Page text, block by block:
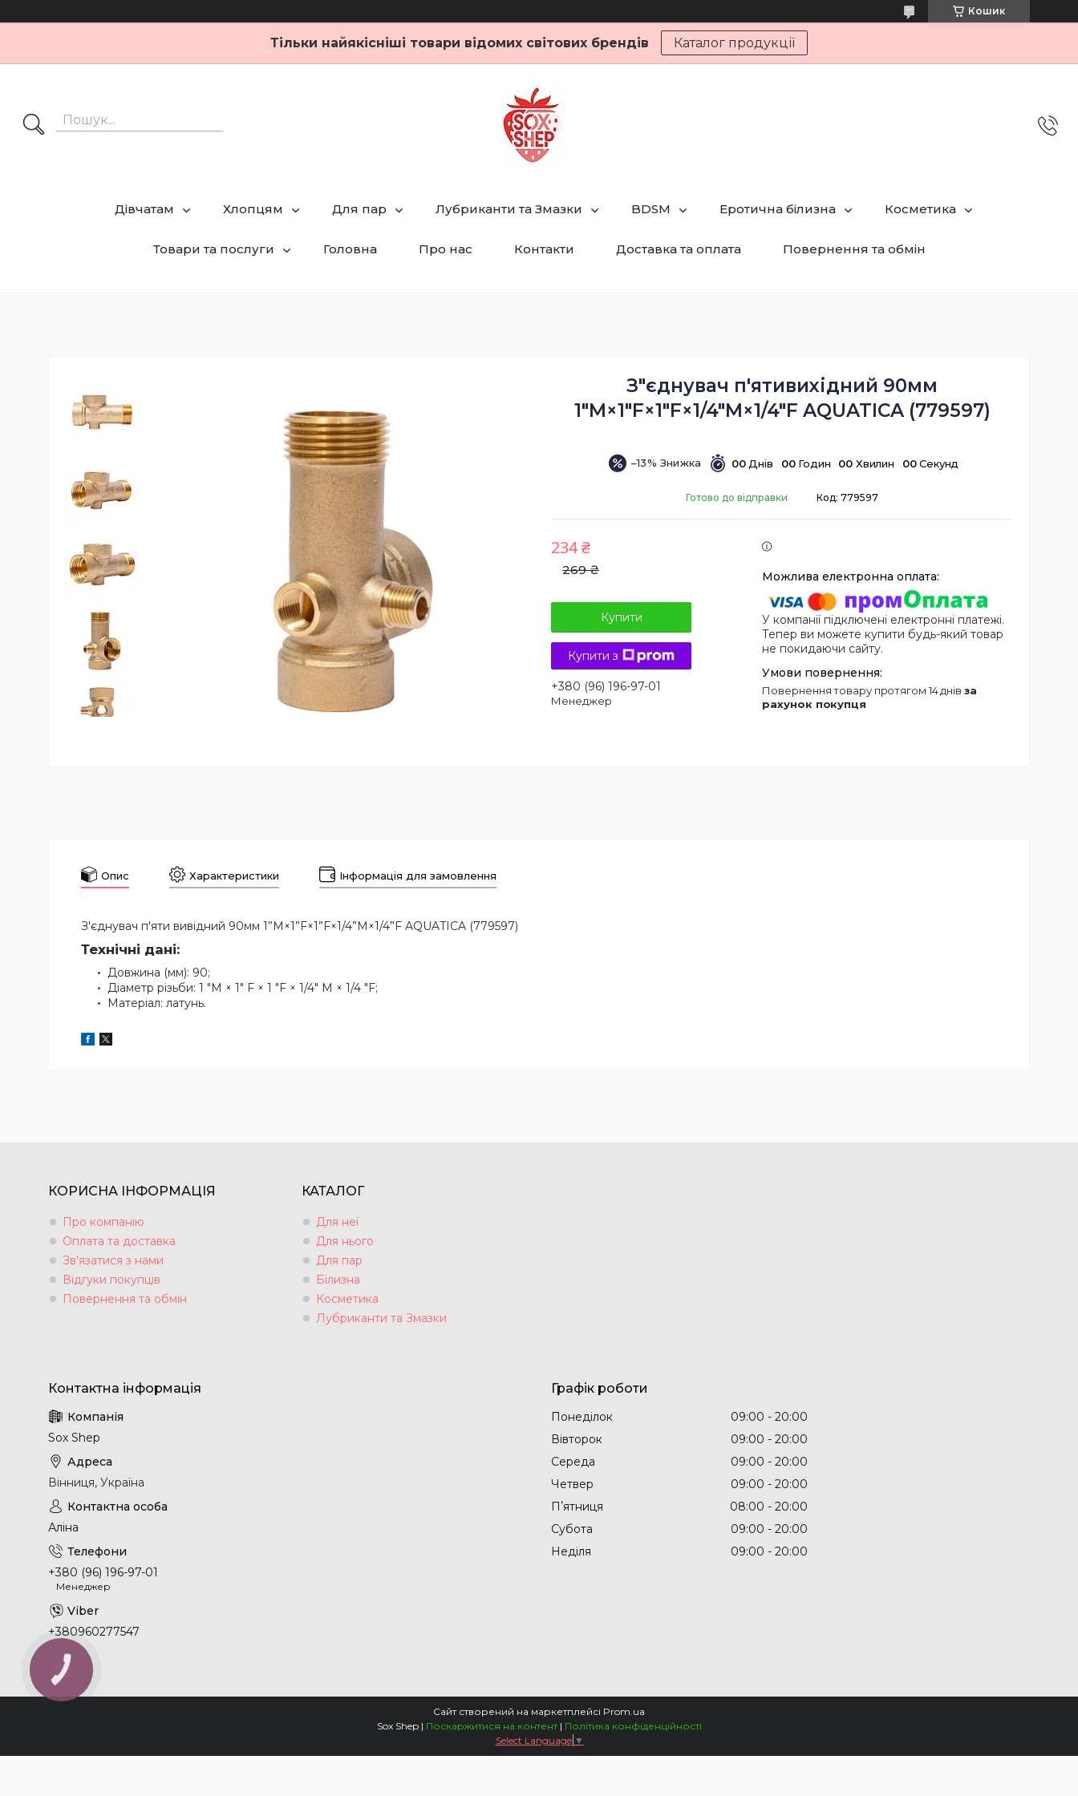
Кошик
Тільки найякісніші товари відомих світових брендів Каталог продукції
Дівчатам Хлопцям Для пар Лубриканти та Змазки BDSM Еротична білизна Косметика
Товари та послуги Головна Про нас Контакти Доставка та оплата Повернення та обмін
З"єднувач п'ятивихідний 90мм
1"М×1"F×1"F×1/4"M×1/4"F AQUATICA (779597)
–13% 00 Днів 00 Годин 00 Хвилин 00 Секунд
Готово до відправки Код: 779597
269 ₴
234 ₴
Купити
Купити з
+380 (96) 196-97-01
Менеджер
У компанії підключені електронні платежі.
Тепер ви можете купити будь-який товар
не покидаючи сайту.
повернення товару протягом 14 днів за
рахунок покупця
Опис Характеристики Інформація для замовлення
З'єднувач п'яти вивідний 90мм 1”М×1”F×1”F×1/4”M×1/4”F AQUATICA (779597)
Технічні дані:
Довжина (мм): 90;
Діаметр різьби: 1 "М × 1" F × 1 "F × 1/4" M × 1/4 "F;
Матеріал: латунь.
КОРИСНА ІНФОРМАЦІЯ
Про компанію
Оплата та доставка
Зв'язатися з нами
Відгуки покупців
Повернення та обмін
КАТАЛОГ
Для неї
Для нього
Для пар
Білизна
Косметика
Лубриканти та Змазки
Sox Shep
Вінниця, Україна
Аліна
+380 (96) 196-97-01
Менеджер
+380960277547
Графік роботи
Понеділок 09:00
20:00
Вівторок
09:00
20:00
Середа
09:00
20:00
Четвер
09:00
20:00
Пʼятниця
08:00
20:00
Субота
09:00
20:00
Неділя
09:00 20:00
Сайт створений на маркетплейсі Prom.ua
Sox Shep | Поскаржитися на контент | Політика конфіденційності
Select Language ▼
КНОПКА
ЗВ'ЯЗКУ